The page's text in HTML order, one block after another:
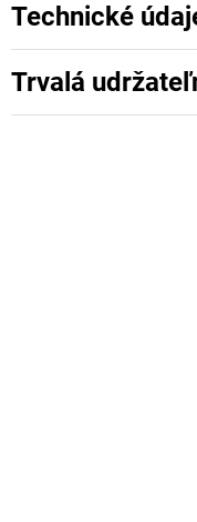
Technické
Trvalá